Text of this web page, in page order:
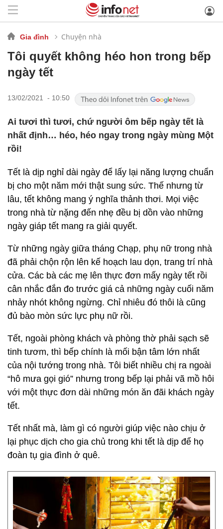
Gia đình Chuyện nhà
Tôi quyết không héo hon trong bếp
ngày tết
13/02/2021 - 10:50
Ai tươi thì tươi, chứ người ôm bếp ngày tết là
nhất định… héo, héo ngay trong ngày mùng Một
rồi!
Tết là dịp nghỉ dài ngày để lấy lại năng lượng chuẩn
bị cho một năm mới thật sung sức. Thế nhưng từ
lâu, tết không mang ý nghĩa thảnh thơi. Mọi việc
trong nhà từ nặng đến nhẹ đều bị dồn vào những
ngày giáp tết mang ra giải quyết.
Từ những ngày giữa tháng Chạp, phụ nữ trong nhà
đã phải chộn rộn lên kế hoạch lau dọn, trang trí nhà
cửa. Các bà các mẹ lên thực đơn mấy ngày tết rồi
cân nhắc đắn đo trước giá cả những ngày cuối năm
nhảy nhót không ngừng. Chỉ nhiêu đó thôi là cũng
đủ bào mòn sức lực phụ nữ rồi.
Tết, ngoài phòng khách và phòng thờ phải sạch sẽ
tinh tươm, thì bếp chính là mối bận tâm lớn nhất
của nội tướng trong nhà. Tôi biết nhiều chị ra ngoài
“hô mưa gọi gió” nhưng trong bếp lại phải vã mồ hôi
với một thực đơn dài những món ăn đãi khách ngày
tết.
Tết nhất mà, làm gì có người giúp việc nào chịu ở
lại phục dịch cho gia chủ trong khi tết là dịp để họ
đoàn tụ gia đình ở quê.